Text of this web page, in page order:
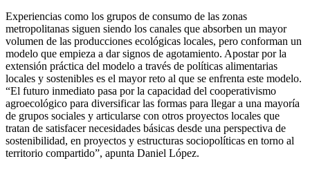
Experiencias como los grupos de consumo de las zonas
metropolitanas siguen siendo los canales que absorben un mayor
volumen de las producciones ecológicas locales, pero conforman un
modelo que empieza a dar signos de agotamiento. Apostar por la
extensión práctica del modelo a través de políticas alimentarias
locales y sostenibles es el mayor reto al que se enfrenta este modelo.
“El futuro inmediato pasa por la capacidad del cooperativismo
agroecológico para diversificar las formas para llegar a una mayoría
de grupos sociales y articularse con otros proyectos locales que
tratan de satisfacer necesidades básicas desde una perspectiva de
sostenibilidad, en proyectos y estructuras sociopolíticas en torno al
territorio compartido”, apunta Daniel López.